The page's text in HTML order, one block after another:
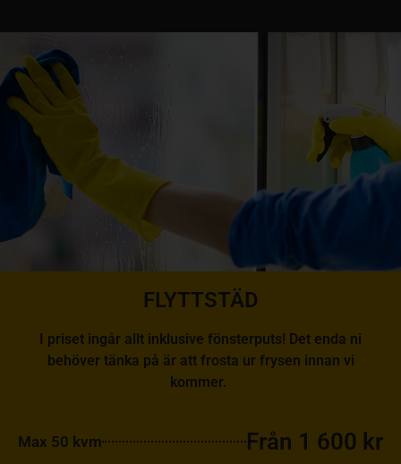
FLYTTSTÄD
I priset ingår allt inklusive fönsterputs! Det enda ni
behöver tänka på är att frosta ur frysen innan vi
kommer.
Max 50 kvm Från 1 600 kr